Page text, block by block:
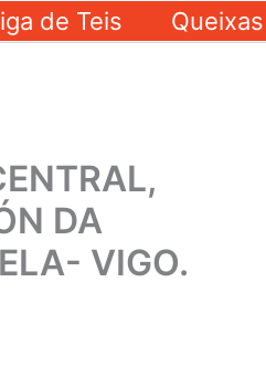
de Teis
DA
VIGO.